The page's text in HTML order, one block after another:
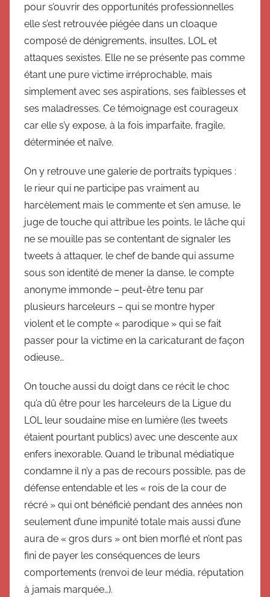
pour s’ouvrir des opportunités professionnelles
elle s’est retrouvée piégée dans un cloaque
composé de dénigrements, insultes, LOL et
attaques sexistes. Elle ne se présente pas comme
étant une pure victime irréprochable, mais
simplement avec ses aspirations, ses faiblesses et
ses maladresses. Ce témoignage est courageux
car elle s’y expose, à la fois imparfaite, fragile,
déterminée et naïve.
On y retrouve une galerie de portraits typiques :
le rieur qui ne participe pas vraiment au
harcèlement mais le commente et s’en amuse, le
juge de touche qui attribue les points, le lâche qui
ne se mouille pas se contentant de signaler les
tweets à attaquer, le chef de bande qui assume
sous son identité de mener la danse, le compte
anonyme immonde – peut-être tenu par
plusieurs harceleurs – qui se montre hyper
violent et le compte « parodique » qui se fait
passer pour la victime en la caricaturant de façon
odieuse…
On touche aussi du doigt dans ce récit le choc
qu’a dû être pour les harceleurs de la Ligue du
LOL leur soudaine mise en lumière (les tweets
étaient pourtant publics) avec une descente aux
enfers inexorable. Quand le tribunal médiatique
condamne il n’y a pas de recours possible, pas de
défense entendable et les « rois de la cour de
récré » qui ont bénéficié pendant des années non
seulement d’une impunité totale mais aussi d’une
aura de « gros durs » ont bien morflé et n’ont pas
fini de payer les conséquences de leurs
comportements (renvoi de leur média, réputation
à jamais marquée…).